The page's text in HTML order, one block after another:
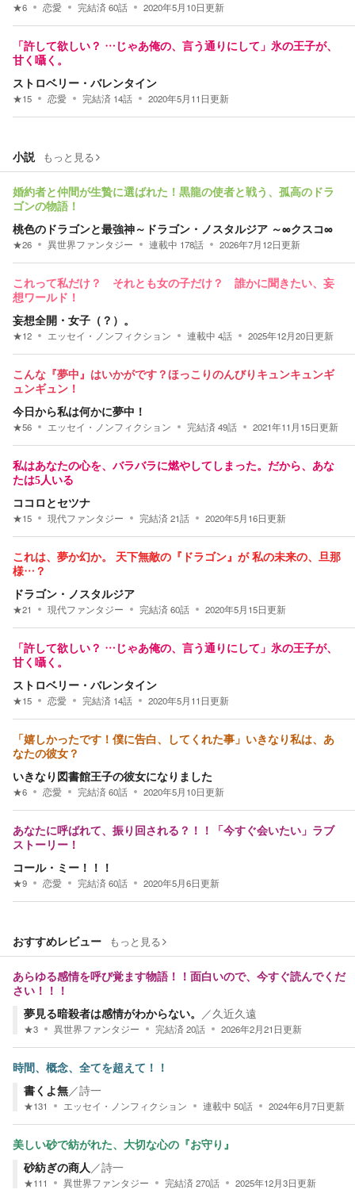
★6 恋愛 完結済60話 2020年5月10日更新
「許して欲しい？ …じゃあ俺の、言う通りにして」氷の王子が、
甘く囁く。
ストロベリー・バレンタイン
★15 恋愛 完結済 14話 2020年5月11日更新
小説 もっと見る
婚約者と仲間が生贄に選ばれた！黒龍の使者と戦う、孤高のドラ
ゴンの物語！
桃色のドラゴンと最強神～ドラゴン・ノスタルジア ～∞クスコ∞
★26 異世界ファンタジー 連載中 178話 2026年7月12日更新
これって私だけ？ それとも女の子だけ？ 誰かに聞きたい、妄
想ワールド！
妄想全開・女子（？）。
★12 エッセイ・ノンフィクション 連載中 4話 2025年12月20日更新
こんな『夢中』はいかがです？ほっこりのんびりキュンキュンギ
ュンギュン！
今日から私は何かに夢中！
★56 エッセイ・ノンフィクション 完結済49話 2021年11月15日更新
私はあなたの心を、バラバラに燃やしてしまった。だから、あな
たは5人いる
ココロとセツナ
★15 現代ファンタジー 完結済21話 2020年5月16日更新
これは、夢か幻か。 天下無敵の『ドラゴン』が 私の未来の、旦那
様…？
ドラゴン・ノスタルジア
★21 現代ファンタジー 完結済60話 2020年5月15日更新
「許して欲しい？ …じゃあ俺の、言う通りにして」氷の王子が、
甘く囁く。
ストロベリー・バレンタイン
★15 恋愛 完結済 14話 2020年5月11日更新
「嬉しかったです！僕に告白、してくれた事」いきなり私は、あ
なたの彼女？
いきなり図書館王子の彼女になりました
★6 恋愛 完結済60話 2020年5月10日更新
あなたに呼ばれて、振り回される？！！「今すぐ会いたい」ラブ
ストーリー！
コール・ミー！！！
★9 恋愛 完結済60話 2020年5月6日更新
おすすめレビュー もっと見る
あらゆる感情を呼び覚ます物語！！面白いので、今すぐ読んでくだ
さい！！！
夢見る暗殺者は感情がわからない。 ／久近久遠
★3 異世界ファンタジー 完結済20話 2026年2月21日更新
時間、概念、全てを超えて！！
書くよ無／詩一
★131 エッセイ・ノンフィクション 連載中 50話 2024年6月7日更新
美しい砂で紡がれた、大切な心の『お守り』
砂紡ぎの商人／詩一
★111 異世界ファンタジー 完結済270話 2025年12月3日更新